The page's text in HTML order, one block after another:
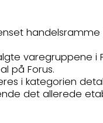
varegruppene i
på Forus.
i kategorien
det allerede